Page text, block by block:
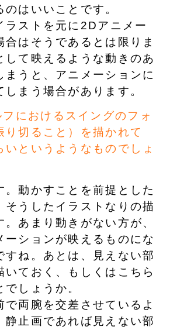
のはいいことです。
ラストを元に2Dアニメー
合はそうであるとは限りま
して映えるような動きのあ
まうと、アニメーションに
しまう場合があります。
におけるスイングのフォ
り切ること）を描かれて
いというようなものでしょ
。動かすことを前提とした
そうしたイラストなりの描
。あまり動きがない方が、
ーションが映えるものにな
すね。あとは、見えない部
いておく、もしくはこちら
しょうか。
で両腕を交差させているよ
静止画であれば見えない部